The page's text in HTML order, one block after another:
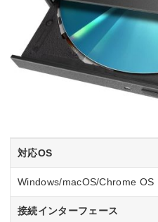
対応OS
Windows/macOS/Chrome OS
接続インターフェース